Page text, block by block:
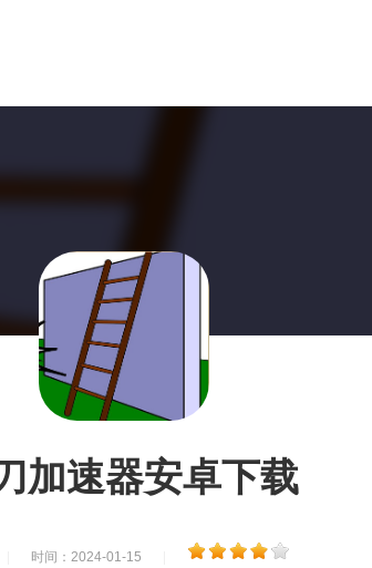
加速器安卓下载
时间：2024-01-15